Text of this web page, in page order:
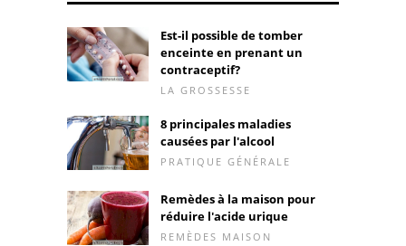
Est-il possible de tomber
enceinte en prenant un
contraceptif?
LA GROSSESSE
8 principales maladies
causées par l'alcool
PRATIQUE GÉNÉRALE
Remèdes à la maison pour
réduire l'acide urique
REMÈDES MAISON